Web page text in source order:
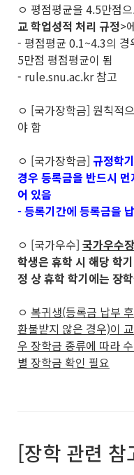
ㅇ 평점평균을 4.5만점
교 학업성적 처리 규정>
- 평점평균 0.1~4.3의
5만점 평점평균이 됨
- rule.snu.ac.kr 참고
ㅇ [국가장학금] 원칙적
야 함
ㅇ [국가장학금] 규정학
경우 등록금을 반드시
어 있음
- 등록기간에 등록금을
ㅇ [국가우수] 국가우수
학생은 휴학 시 해당 학
정 상 휴학 학기에는 장
ㅇ 복귀생(등록금 납부
환불받지 않은 경우)이
우 장학금 종류에 따라
별 장학금 확인 필요
[장학 관련 참